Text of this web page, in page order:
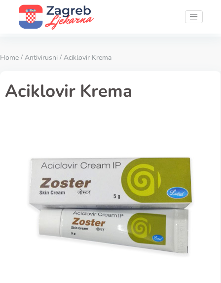
Home / Antivirusni / Aciklovir Krema
Aciklovir Krema